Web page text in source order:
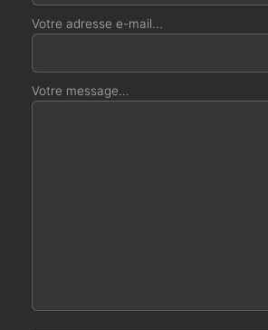
Votre adresse e-mail...
Votre message...